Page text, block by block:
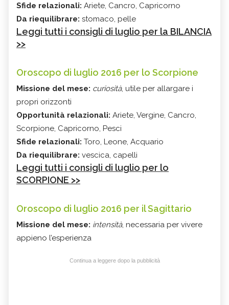
Sfide relazionali: Ariete, Cancro, Capricorno
Da riequilibrare: stomaco, pelle
Leggi tutti i consigli di luglio per la BILANCIA
>>
Oroscopo di luglio 2016 per lo Scorpione
Missione del mese: curiosità, utile per allargare i
propri orizzonti
Opportunità relazionali: Ariete, Vergine, Cancro,
Scorpione, Capricorno, Pesci
Sfide relazionali: Toro, Leone, Acquario
Da riequilibrare: vescica, capelli
Leggi tutti i consigli di luglio per lo
SCORPIONE >>
Oroscopo di luglio 2016 per il Sagittario
Missione del mese: intensità, necessaria per vivere
appieno l’esperienza
Continua a leggere dopo la pubblicità